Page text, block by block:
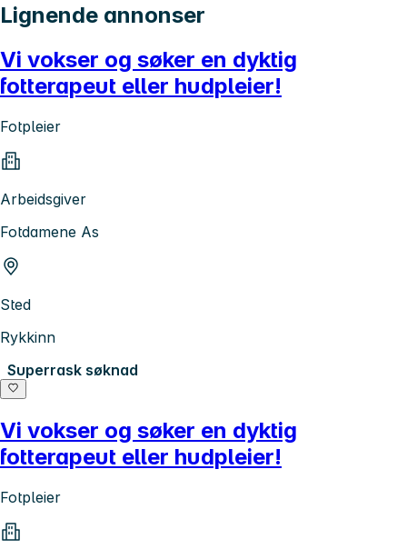
Lignende annonser
Vi vokser og søker en dyktig
fotterapeut eller hudpleier!
Fotpleier
Arbeidsgiver
Fotdamene As
Sted
Rykkinn
Superrask søknad
Vi vokser og søker en dyktig
fotterapeut eller hudpleier!
Fotpleier